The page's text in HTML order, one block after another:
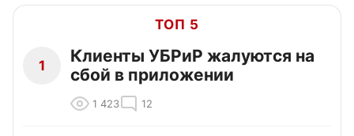
ТОП 5
1
Клиенты УБРиР жалуются на
сбой в приложении
1 423 12